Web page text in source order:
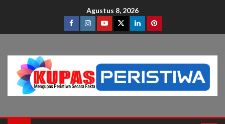
Agustus 8, 2026